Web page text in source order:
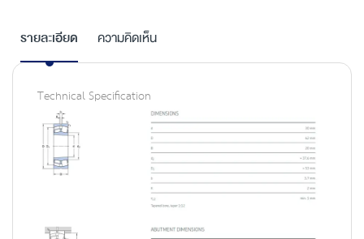
รายละเอียด
Technical Specification
ความคิดเห็น